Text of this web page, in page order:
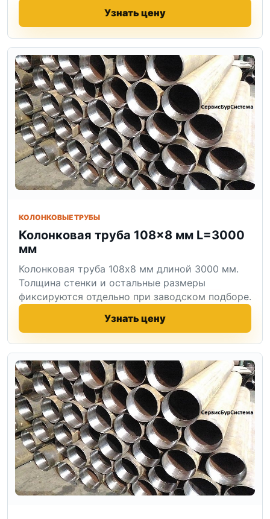
Узнать цену
КОЛОНКОВЫЕ ТРУБЫ
Колонковая труба 108×8 мм L=3000
мм
Колонковая труба 108x8 мм длиной 3000 мм.
Толщина стенки и остальные размеры
фиксируются отдельно при заводском подборе.
Узнать цену